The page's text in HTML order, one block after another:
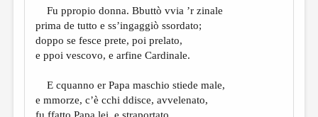
Fu ppropio donna. Bbuttò vvia ’r zinale
prima de tutto e ss’ingaggiò ssordato;
doppo se fesce prete, poi prelato,
e ppoi vescovo, e arfine Cardinale.
E cquanno er Papa maschio stiede male,
e mmorze, c’è cchi ddisce, avvelenato,
fu ffatto Papa lei, e straportato